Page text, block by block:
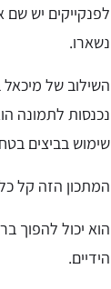
לפנקייקים יש
נשארו.
השילוב של
נכנסות לתמונה
שימוש בביצים
המתכון הזה קל
הוא יכול להפוך
הידיים.